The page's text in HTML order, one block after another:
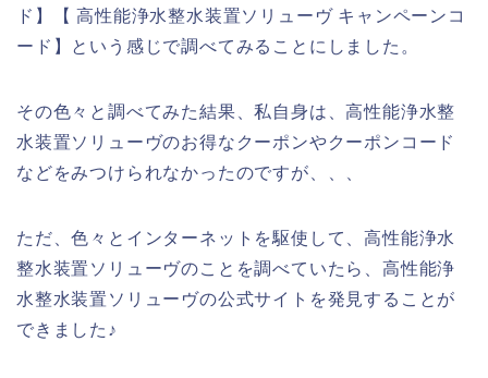
ド】【 高性能浄水整水装置ソリューヴ キャンペーンコ
ード】という感じで調べてみることにしました。
その色々と調べてみた結果、私自身は、高性能浄水整
水装置ソリューヴのお得なクーポンやクーポンコード
などをみつけられなかったのですが、、、
ただ、色々とインターネットを駆使して、高性能浄水
整水装置ソリューヴのことを調べていたら、高性能浄
水整水装置ソリューヴの公式サイトを発見することが
できました♪